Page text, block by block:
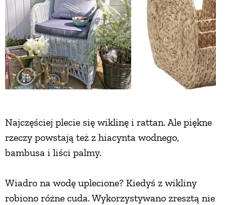
Najczęściej plecie się wiklinę i rattan. Ale piękne
rzeczy powstają też z hiacynta wodnego,
bambusa i liści palmy.
Wiadro na wodę uplecione? Kiedyś z wikliny
robiono różne cuda. Wykorzystywano zresztą nie
ZWIERZĘTA W NATURZE
GRZYBY
KRAJOBRAZ
RZEMIOSŁO
ZRÓB TO SAM